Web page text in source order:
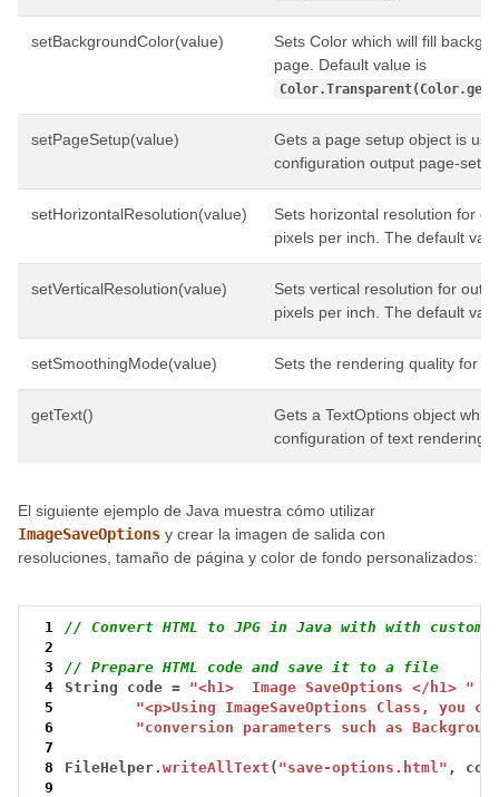
setBackgroundColor(value)
Sets Color which will fill
page. Default value is
setPageSetup(value)
Gets a page setup object is
configuration output page-set.
setHorizontalResolution(value)
Sets horizontal resolution for
pixels per inch. The default
setVerticalResolution(value)
Sets vertical resolution for
pixels per inch. The default
setSmoothingMode(value) Sets the rendering quality for
getText()
Gets a TextOptions object
configuration of text rendering.
El siguiente ejemplo de Java muestra cómo utilizar
ImageSaveOptions y crear la imagen de salida con
resoluciones, tamaño de página y color de fondo personalizados:
1
// Convert HTML to JPG in Java with with
2
3
// Prepare HTML code and save it to a file
4
String code = "<h1>  Image SaveOptions </h1> "
5
"<p>Using ImageSaveOptions Class, you
6
"conversion parameters such as
7
8
FileHelper.writeAllText ( "save-options.html" ,
9